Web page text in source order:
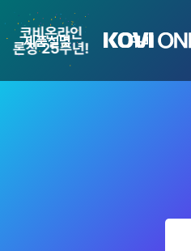
제품설명 구매